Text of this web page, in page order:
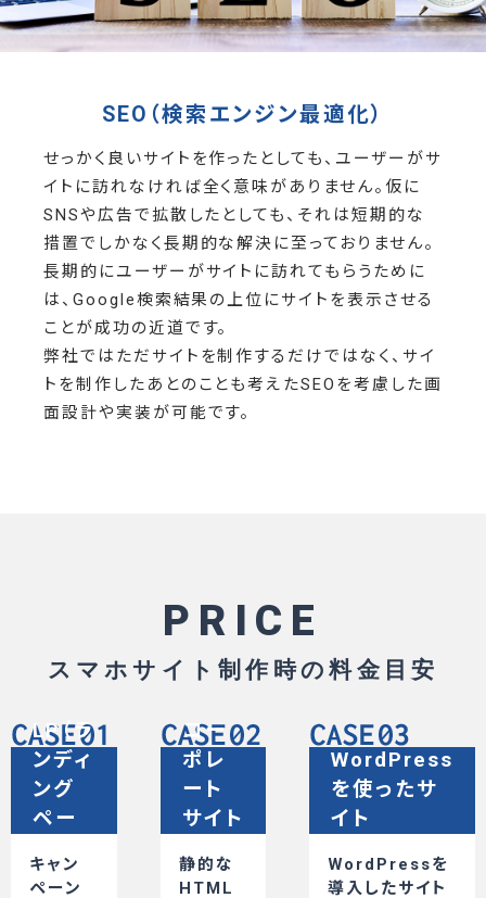
SEO（検索エンジン最適化）
せっかく良いサイトを作ったとしても、ユーザーがサ
イトに訪れなければ全く意味がありません。仮に
SNSや広告で拡散したとしても、それは短期的な
措置でしかなく長期的な解決に至っておりません。
長期的にユーザーがサイトに訪れてもらうために
は、Google検索結果の上位にサイトを表示させる
ことが成功の近道です。
弊社ではただサイトを制作するだけではなく、サイ
トを制作したあとのことも考えたSEOを考慮した画
面設計や実装が可能です。
PRICE
スマホサイト制作時の料金目安
LP（ラ
ンディ
ング
ペー
キャン
ペーン
コー
ポレ
ート
サイト
静的な
HTML
WordPress
を使ったサ
イト
WordPressを
導入したサイト